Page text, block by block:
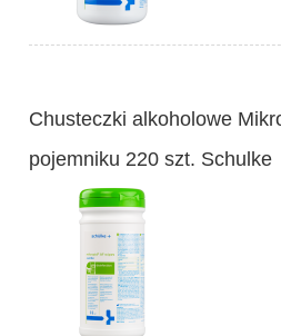
Chusteczki alkoholowe
pojemniku 220 szt. Schulke